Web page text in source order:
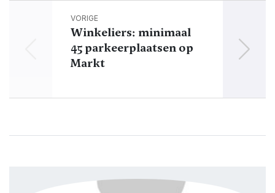
VORIGE
Winkeliers: minimaal
45 parkeerplaatsen op
Markt